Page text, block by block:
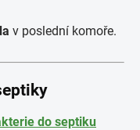
v poslední komoře.
do septiku